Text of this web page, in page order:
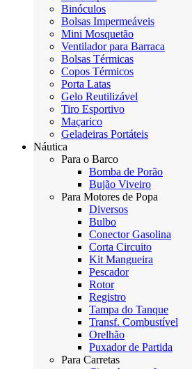
Binóculos
Bolsas Impermeáveis
Mini Mosquetão
Ventilador para Barraca
Bolsas Térmicas
Copos Térmicos
Porta Latas
Gelo Reutilizável
Tiro Esportivo
Maçarico
Geladeiras Portáteis
Náutica
Para o Barco
Bomba de Porão
Bujão Viveiro
Para Motores de Popa
Diversos
Bulbo
Conector Gasolina
Corta Circuito
Kit Mangueira
Pescador
Rotor
Registro
Tampa do Tanque
Transf. Combustível
Orelhão
Puxador de Partida
Para Carretas